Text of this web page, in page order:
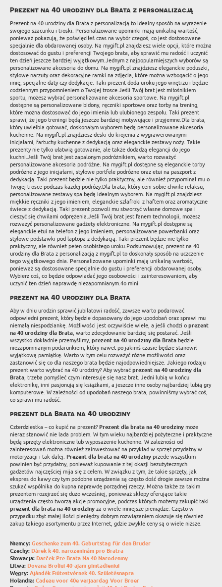
Prezent na 40 urodziny dla Brata z personalizacją
Prezent na 40 urodziny dla Brata z personalizacją to idealny sposób na wyrażenie
swojego szacunku i troski. Personalizowane upominki mają unikalną wartość,
ponieważ pokazują, że poświęciłeś czas na wybór czegoś, co jest dostosowane
specjalnie dla obdarowanej osoby. Na mygift.pl znajdziesz wiele opcji, które można
dostosować do gustu i preferencji Twojego brata, aby sprawić mu radość i uczynić
ten dzień jeszcze bardziej wyjątkowym.Jednym z najpopularniejszych wyborów są
personalizowane akcesoria do domu. Na mygift.pl znajdziesz eleganckie poduszki,
stylowe narzuty oraz dekoracyjne ramki na zdjęcia, które można wzbogacić o jego
imię, specjalne daty czy dedykacje. Taki prezent doda uroku jego wnętrzu i będzie
codziennym przypomnieniem o Twojej trosce.Jeśli Twój brat jest miłośnikiem
sportu, możesz wybrać personalizowane akcesoria sportowe. Na mygift.pl
dostępne są personalizowane bidony, ręczniki sportowe oraz torby na trening,
które można dostosować do jego imienia lub ulubionego zespołu. Taki prezent
sprawi, że jego treningi będą jeszcze bardziej motywujące i przyjemne.Dla brata,
który uwielbia gotować, doskonałym wyborem będą personalizowane akcesoria
kuchenne. Na mygift.pl znajdziesz deski do krojenia z wygrawerowanymi
inicjałami, fartuchy kuchenne z dedykacją oraz eleganckie zestawy noży. Takie
prezenty nie tylko ułatwią gotowanie, ale także dodadzą elegancji do jego
kuchni.Jeśli Twój brat jest zapalonym podróżnikiem, warto rozważyć
personalizowane akcesoria podróżne. Na mygift.pl dostępne są eleganckie torby
podróżne z jego inicjałami, stylowe portfele podróżne oraz etui na paszport z
dedykacją. Taki prezent będzie nie tylko praktyczny, ale również przypominał mu o
Twojej trosce podczas każdej podróży.Dla brata, który ceni sobie chwile relaksu,
personalizowane zestawy spa będą idealnym wyborem. Na mygift.pl znajdziesz
miękkie ręczniki z jego imieniem, eleganckie szlafroki z haftem oraz aromatyczne
świece z dedykacją. Taki prezent pozwoli mu stworzyć własne domowe spa i
cieszyć się chwilami odprężenia.Jeśli Twój brat jest fanem technologii, możesz
rozważyć personalizowane gadżety elektroniczne. Na mygift.pl dostępne są
eleganckie etui na telefon z jego imieniem, personalizowane powerbanki oraz
stylowe podstawki pod laptopa z dedykacją. Taki prezent będzie nie tylko
praktyczny, ale również pełen osobistego uroku.Podsumowując, prezent na 40
urodziny dla Brata z personalizacją z mygift.pl to doskonały sposób na uczczenie
tego wyjątkowego dnia. Personalizowane upominki mają unikalną wartość,
ponieważ są dostosowane specjalnie do gustu i preferencji obdarowanej osoby.
Wybierz coś, co będzie odpowiadać jego osobowości i zainteresowaniom, aby
uczynić ten dzień naprawdę niezapomnianym.4o mini
prezent na 40 urodziny dla Brata
Aby w dniu urodzin sprawić jubilatowi radość, zawsze warto podarować
odpowiedni prezent, który będzie dopasowany do jego upodobań oraz sprawi mu
niemałą niespodziankę. Możliwości jest oczywiście wiele, a jeśli chodzi o prezent
na 40 urodziny dla Brata, warto zdecydowanie bardziej się postarać. Jeśli
wszystko dokładnie przemyślimy, prezent na 40 urodziny dla Brata będzie
niezapomnianym podarunkiem, który nawet po jakimś czasie będzie stanowił
wyjątkową pamiątkę. Warto w tym celu rozważyć różne możliwości oraz
zastanowić się co dla naszego brata będzie najodpowiedniejsze. Jakiego rodzaju
prezent warto wybrać na 40 urodziny? Aby wybrać prezent na 40 urodziny dla
Brata, trzeba pomyśleć czym interesuje się nasz brat. Jedni lubią w końcu
elektronikę, inni pasjonują się książkami, a jeszcze inne osoby najbardziej lubią gry
komputerowe. W zależności od upodobań naszego brata, powinniśmy wybrać coś,
co sprawi mu radość.
prezent dla Brata na 40 urodziny
Czterdziestka – co kupić na prezent? Prezent dla brata na 40 urodziny może
nieraz stanowić nie lada problem. W tym wieku najbardziej pożyteczne i praktyczne
będą sprzęty elektroniczne lub wyposażenie kuchenne. W zależności od
zainteresowań można również zainwestować na przykład w sprzęt przydatny w
motoryzacji i tak dalej. Prezent dla brata na 40 urodziny przede wszystkim
powinien być przydatny, ponieważ kupowanie z tej okazji bezużytecznych
gadżetów najczęściej mija się z celem. W związku z tym, że takie sprzęty, jak
ekspres do kawy czy tym podobne urządzenia są często dość drogie zawsze można
szukać wspólnika do kupna naprawdę porządnej rzeczy. Można także za takim
prezentem rozejrzeć się dużo wcześniej, ponieważ sklepy oferujące takie
urządzenia często tworzą akcje promocyjne, podczas których możemy zakupić taki
prezent dla brata na 40 urodziny za o wiele mniejsze pieniądze. Często w
przypadku zbyt małej ilości pieniędzy dobrym rozwiązaniem okazuje się również
zakup takiego asortymentu przez Internet, gdzie zwykle ceny są o wiele niższe.
Niemcy: Geschenke zum 40. Geburtstag für den Bruder
Czechy: Dárek k 40. narozeninám pro Bratra
Słowacja: Darček Pre Brata Na 40 Narodeniny
Litwa: Dovana Broliui 40-ajam gimtadieniui
Węgry: Ajándék Fiútestvérnek 40. Születésnapra
Holandia: Cadeau voor 40e verjaardag Voor Broer